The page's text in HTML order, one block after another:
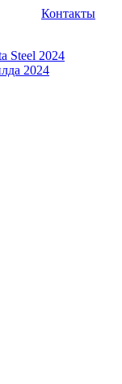
Контакты
Steel 2024
2024